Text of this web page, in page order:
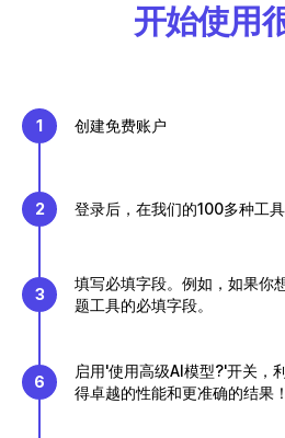
开始使用
1 创建免费账户
2 登录后，在我们的100多种工
3
填写必填字段。例如，如果你
题工具的必填字段。
6
启用'使用高级AI模型?'开关，
得卓越的性能和更准确的结果